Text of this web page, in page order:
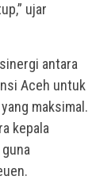
ujar
antara
Aceh untuk
maksimal.
kepala